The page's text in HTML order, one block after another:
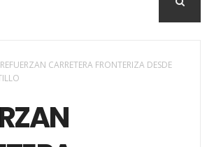
REFUERZAN CARRETERA FRONTERIZA DESDE